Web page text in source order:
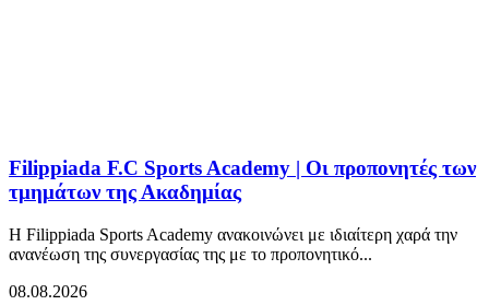
Filippiada F.C Sports Academy | Οι προπονητές των
τμημάτων της Ακαδημίας
Η Filippiada Sports Academy ανακοινώνει με ιδιαίτερη χαρά την
ανανέωση της συνεργασίας της με το προπονητικό...
08.08.2026